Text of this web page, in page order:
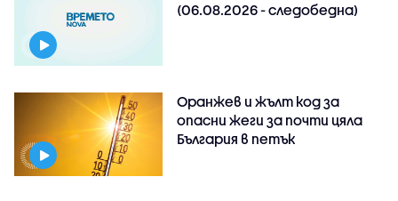
(06.08.2026 - следобедна)
Оранжев и жълт код за
опасни жеги за почти цяла
България в петък